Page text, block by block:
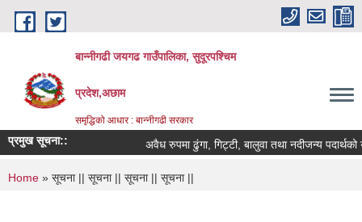
Skip to main content
बान्नीगढी जयगढ गाउँपालिका, सुदूरपश्चिम
प्रदेश,अछाम
समृद्धिको आधार : बान्नीगढी सरकार
प्रमुख सूचना:: अवैध रुपमा ढुंगा, गिट्टी, बालुवा तथा नदीजन्य
You are here
Home » सूचना || सूचना || सूचना || सूचना ||